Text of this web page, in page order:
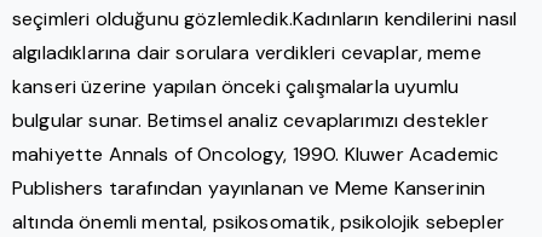
seçimleri olduğunu gözlemledik.Kadınların kendilerini nasıl
algıladıklarına dair sorulara verdikleri cevaplar, meme
kanseri üzerine yapılan önceki çalışmalarla uyumlu
bulgular sunar. Betimsel analiz cevaplarımızı destekler
mahiyette Annals of Oncology, 1990. Kluwer Academic
Publishers tarafından yayınlanan ve Meme Kanserinin
altında önemli mental, psikosomatik, psikolojik sebepler